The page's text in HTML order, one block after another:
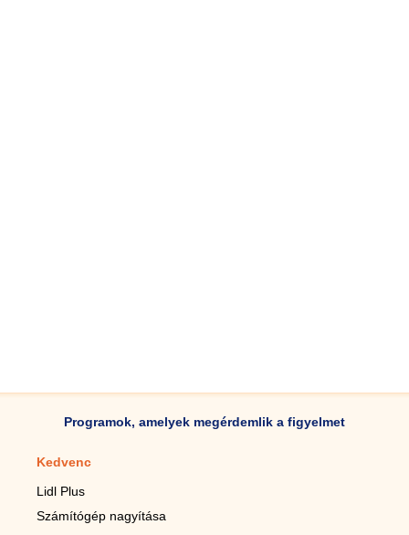
Programok, amelyek megérdemlik a figyelmet
Kedvenc
Lidl Plus
Számítógép nagyítása